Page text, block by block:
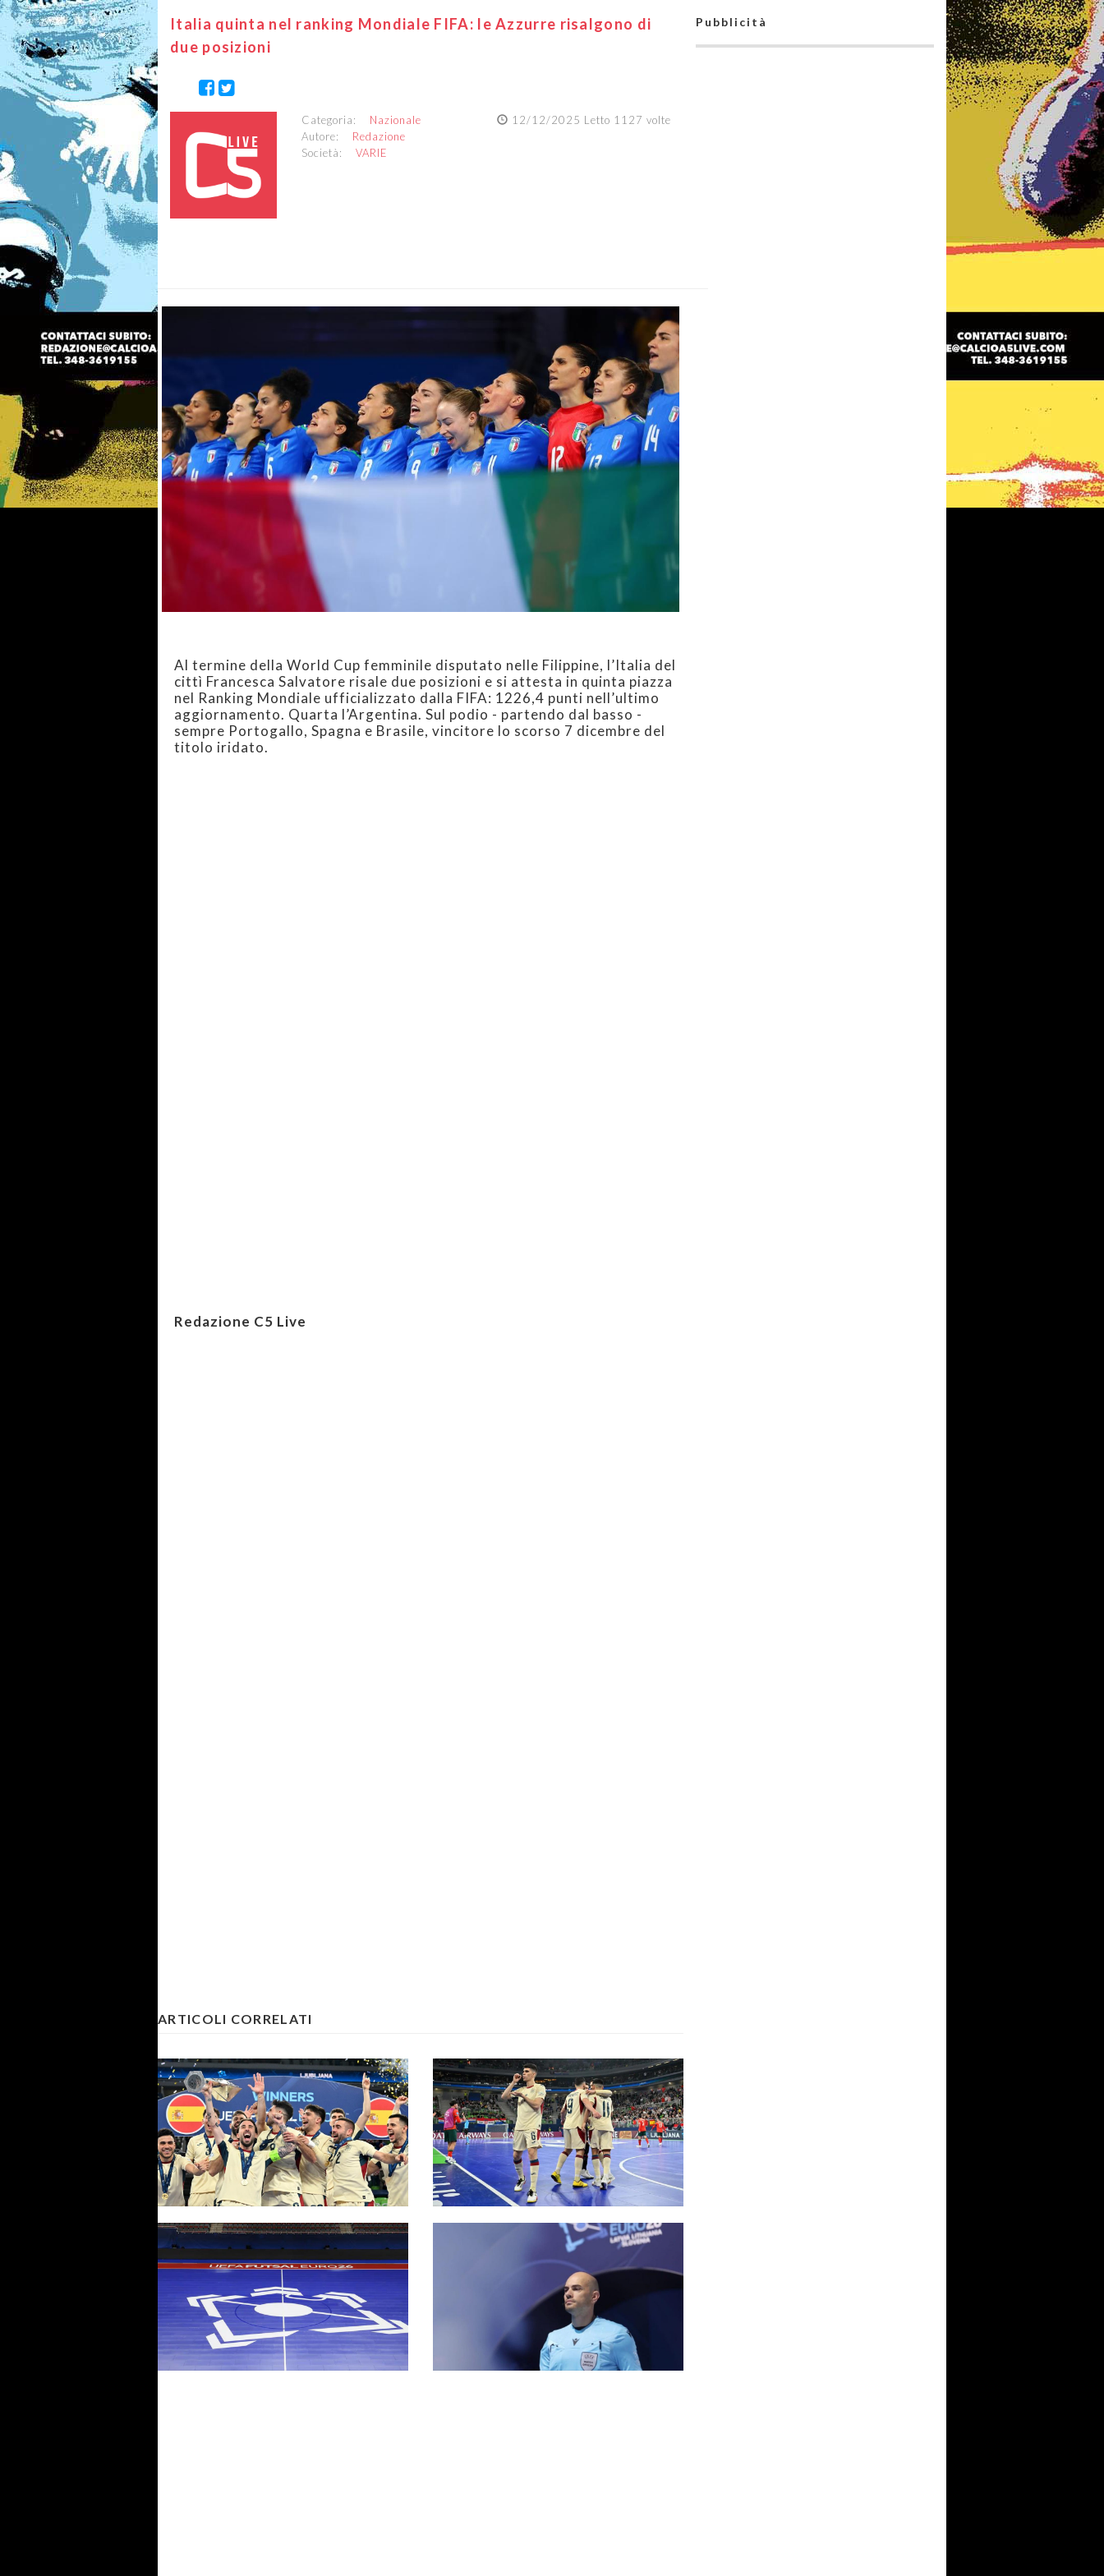
Italia quinta nel ranking Mondiale FIFA: le Azzurre risalgono di
due posizioni
12/12/2025 Letto 1127 volte
Categoria: Nazionale
Autore: Redazione
Società: VARIE
Al termine della World Cup femminile disputato nelle Filippine, l’Italia del
cittì Francesca Salvatore risale due posizioni e si attesta in quinta piazza
nel Ranking Mondiale ufficializzato dalla FIFA: 1226,4 punti nell’ultimo
aggiornamento. Quarta l’Argentina. Sul podio - partendo dal basso -
sempre Portogallo, Spagna e Brasile, vincitore lo scorso 7 dicembre del
titolo iridato.
Redazione C5 Live
ARTICOLI CORRELATI
UEFA Futsal Euro 2026, gli
highlights delle finali Francia-
Croazia e Portogallo-Spagna
UEFA Futsal Euro 2026: Croazia di
bronzo, alla Spagna di Velasco il
titolo di campione d'Europa
Pubblicità